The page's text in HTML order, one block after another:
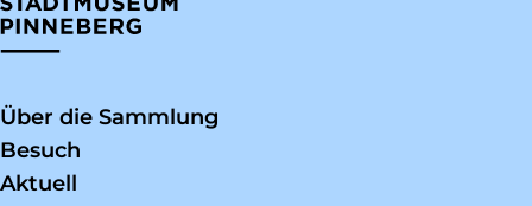
Über die Sammlung
Besuch
Aktuell